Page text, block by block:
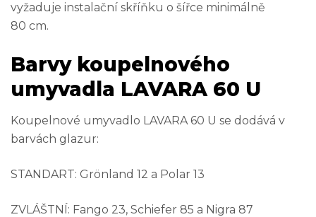
vyžaduje instalační skříňku o šířce minimálně
80 cm.
Barvy koupelnového
umyvadla LAVARA 60 U
Koupelnové umyvadlo LAVARA 60 U se dodává v
barvách glazur:
STANDART: Grönland 12 a Polar 13
ZVLÁŠTNÍ: Fango 23, Schiefer 85 a Nigra 87